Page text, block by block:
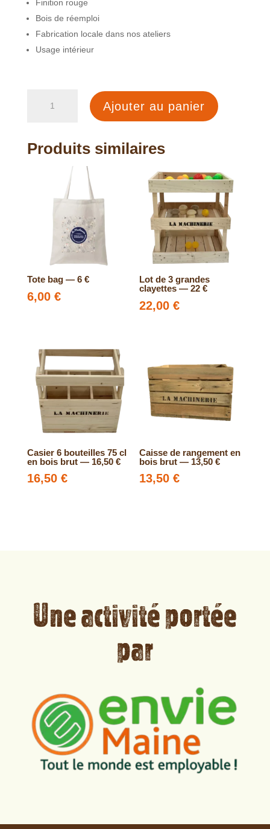
Finition rouge
Bois de réemploi
Fabrication locale dans nos ateliers
Usage intérieur
bois
Ajouter au panier
Produits similaires
Tote bag — 6 €
6,00 €
Lot de 3 grandes
clayettes — 22 €
22,00€
Casier 6 bouteilles 75 cl
en bois brut — 16,50 €
16,50 €
Caisse de rangement en
bois brut — 13,50 €
13,50€
Une activité portée
par